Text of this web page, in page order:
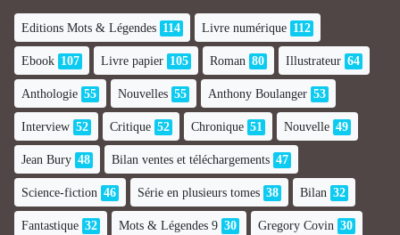
Editions Mots & Légendes 114 Livre numérique 112
Ebook 107 Livre papier 105 Roman 80 Illustrateur 64
Anthologie 55 Nouvelles 55 Anthony Boulanger 53
Interview 52 Critique 52 Chronique 51 Nouvelle 49
Jean Bury 48 Bilan ventes et téléchargements 47
Science-fiction 46 Série en plusieurs tomes 38 Bilan 32
Fantastique 32 Mots & Légendes 9 30 Gregory Covin 30